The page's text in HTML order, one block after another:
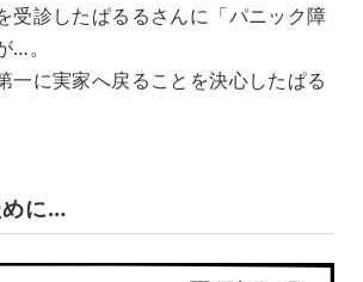
受診したぱるるさんに「パニック障
…。
一に実家へ戻ることを決心したぱる
めに…